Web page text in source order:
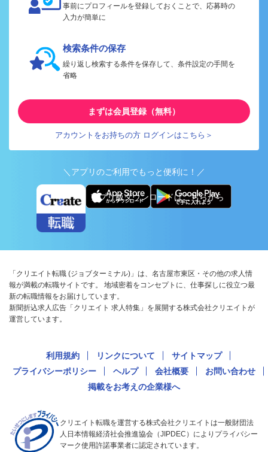
事前にプロフィールを登録しておくことで、応募時の
入力が簡単に
検索条件の保存
繰り返し検索する条件を保存して、条件設定の手間を
省略
まずは会員登録（無料）
アカウントをお持ちの方 ログインはこちら＞
＼アプリのご利用でもっと便利に！／
アプリ版ダウンロードはこちらから
「クリエイト転職 (ジョブターミナル)」は、名古屋市東区・その他の求人情
報が満載の転職サイトです。 地域密着をコンセプトに、仕事探しに役立つ最
新の転職情報をお届けしています。
新聞折込求人広告「クリエイト 求人特集」を展開する株式会社クリエイトが
運営しています。
利用規約 リンクについて
サイトマップ
プライバシーポリシー
ヘルプ 会社概要
お問い合わせ
掲載をお考えの企業様へ
クリエイト転職を運営する株式会社クリエイトは一般財団法
人日本情報経済社会推進協会（JIPDEC）によりプライバシー
マーク使用許諾事業者に認定されています。